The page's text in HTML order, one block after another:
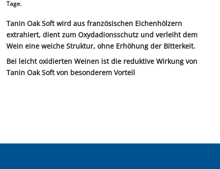
Tage.
Tanin Oak Soft wird aus französischen Eichenhölzern
extrahiert, dient zum Oxydadionsschutz und verleiht dem
Wein eine weiche Struktur, ohne Erhöhung der Bitterkeit.
Bei leicht oxidierten Weinen ist die reduktive Wirkung von
Tanin Oak Soft von besonderem Vorteil